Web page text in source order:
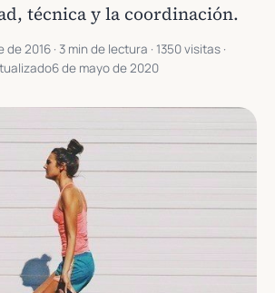
técnica y la coordinación.
de 2016 · 3 min de lectura · 1350 visitas ·
6 de mayo de 2020